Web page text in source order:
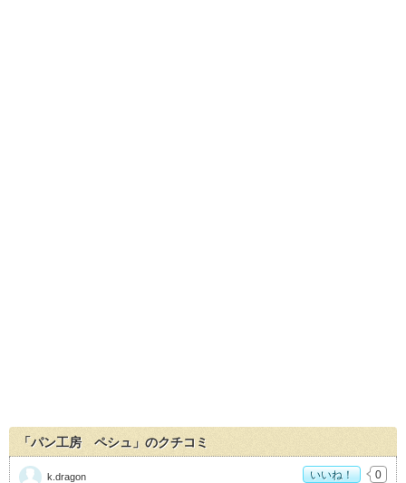
「パン工房 ペシュ」のクチコミ
k.dragon いいね！ 0